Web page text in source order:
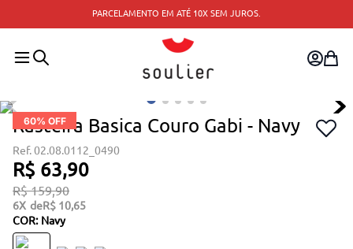
PARCELAMENTO EM ATÉ 10X SEM JUROS.
60% OFF
Rasteira Basica Couro Gabi - Navy
02.08.0112_0490
R$ 63,90
R$ 159,90
6 R$ 10,65
COR: Navy